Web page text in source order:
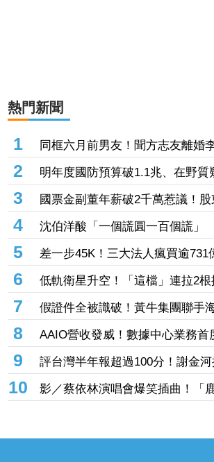
熱門新聞
1
同框六月前男友！聞方志友離婚
情 久違拍8點檔突加吻戲來不及
2
明年度國防預算破1.1兆、在野
綠黨團：要看歲入規模
3
國票金副董年薪破2千萬惹議！
槍：檢討薪酬結構合理性
4
沈伯洋酸「一個謊圓一百個謊」
句套民進黨最適合
5
差一步45K！三大法人瘋買逾
亮燈、AI族群集體勁揚
6
低軌衛星升空！「這檔」連拉2
騰輝漲停 兆赫、燿華、國巨、
7
假證件全被識破！黃牛集團聯手
唱會門票 實名制卡關慘賠千萬
8
AAIO營收發威！數據中心業務首
擴產 「6檔」最強台廠光通噴出
9
評台灣半年報超過100分！謝金
狂成長成績 中韓全被甩在後頭
10
影／蔡依林演唱會爆笑插曲！「
瘋：鹿易十六